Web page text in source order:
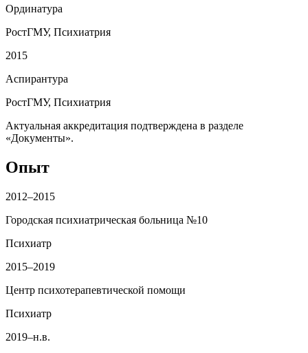
Ординатура
РостГМУ, Психиатрия
2015
Аспирантура
РостГМУ, Психиатрия
Актуальная аккредитация подтверждена в разделе
«Документы».
Опыт
2012–2015
Городская психиатрическая больница №10
Психиатр
2015–2019
Центр психотерапевтической помощи
Психиатр
2019–н.в.